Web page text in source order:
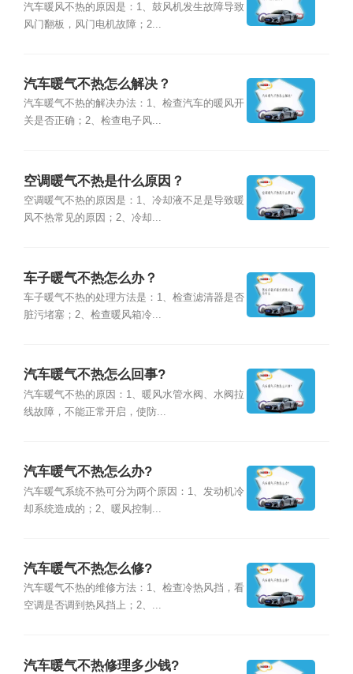
汽车暖风不热的原因是：1、鼓风机发生故障导致
风门翻板，风门电机故障；2...
汽车暖气不热怎么解决？
汽车暖气不热的解决办法：1、检查汽车的暖风开
关是否正确；2、检查电子风...
空调暖气不热是什么原因？
空调暖气不热的原因是：1、冷却液不足是导致暖
风不热常见的原因；2、冷却...
车子暖气不热怎么办？
车子暖气不热的处理方法是：1、检查滤清器是否
脏污堵塞；2、检查暖风箱冷...
汽车暖气不热怎么回事?
汽车暖气不热的原因：1、暖风水管水阀、水阀拉
线故障，不能正常开启，使防...
汽车暖气不热怎么办?
汽车暖气系统不热可分为两个原因：1、发动机冷
却系统造成的；2、暖风控制...
汽车暖气不热怎么修?
汽车暖气不热的维修方法：1、检查冷热风挡，看
空调是否调到热风挡上；2、...
汽车暖气不热修理多少钱?